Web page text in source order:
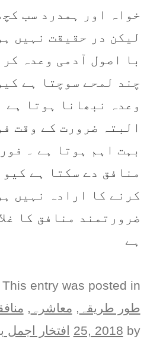
خواہ اور ہمدرد سب
لیکن در حقیقت نہیں
با اصول آدمی وعدہ
چند لمحے سوچتا ہے
وعدہ نبھانا ہوتا ہے
البتہ ضرورت کے وقت
بہت اہم ہوتا ہے ۔
منافق دے سکتا ہے
کرنے کا ارادہ نہیں
ضرورتمند منافق کا
ہے
This entry was posted in
طور طريقہ , معاشرہ ,
25, 2018 by افتخار اجمل